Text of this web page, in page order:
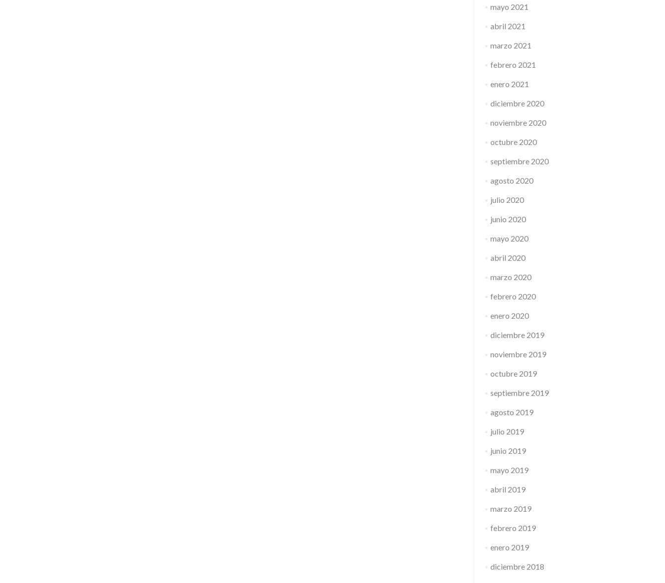
mayo 2021
abril 2021
marzo 2021
febrero 2021
enero 2021
diciembre 2020
noviembre 2020
octubre 2020
septiembre 2020
agosto 2020
julio 2020
junio 2020
mayo 2020
abril 2020
marzo 2020
febrero 2020
enero 2020
diciembre 2019
noviembre 2019
octubre 2019
septiembre 2019
agosto 2019
julio 2019
junio 2019
mayo 2019
abril 2019
marzo 2019
febrero 2019
enero 2019
diciembre 2018